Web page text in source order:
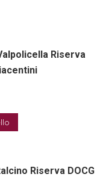
Riserva
Riserva DOCG